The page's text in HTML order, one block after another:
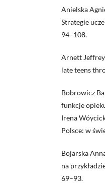
Anielska
Strategie
94–108.
Arnett
late teens
Bobrowicz
funkcje
Irena
Polsce: w
Bojarska
na
69–93.